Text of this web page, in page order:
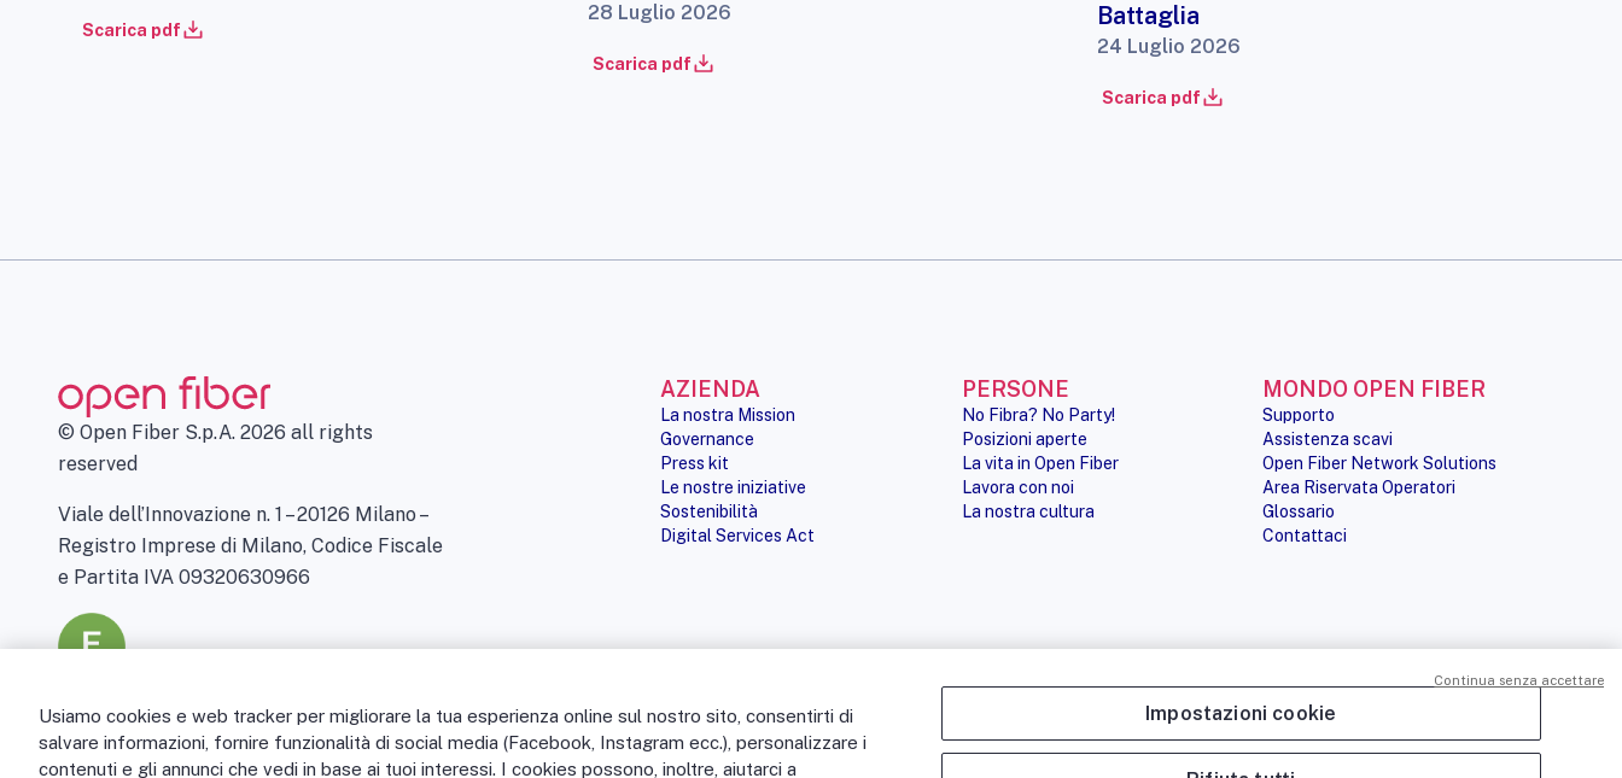
Scarica pdf
28 Luglio 2026
Scarica pdf
Battaglia
24 Luglio 2026
Scarica pdf
© Open Fiber S.p.A. 2026 all rights
reserved
Viale dell’Innovazione n. 1 – 20126 Milano –
Registro Imprese di Milano, Codice Fiscale
e Partita IVA 09320630966
AZIENDA
La nostra Mission
Governance
Press kit
Le nostre iniziative
Sostenibilità
Digital Services Act
PERSONE
No Fibra? No Party!
Posizioni aperte
La vita in Open Fiber
Lavora con noi
La nostra cultura
MONDO OPEN FIBER
Supporto
Assistenza scavi
Open Fiber Network Solutions
Area Riservata Operatori
Glossario
Contattaci
Usiamo cookies e web tracker per migliorare la tua esperienza online sul nostro sito, consentirti di
salvare informazioni, fornire funzionalità di social media (Facebook, Instagram ecc.), personalizzare i
contenuti e gli annunci che vedi in base ai tuoi interessi. I cookies possono, inoltre, aiutarci a
Impostazioni cookie
Continua senza accettare